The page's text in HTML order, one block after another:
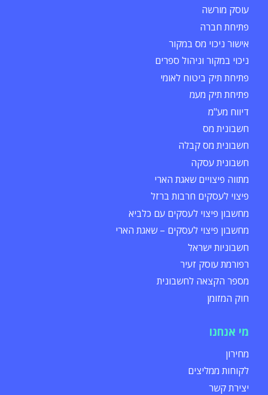
עוסק מורשה
פתיחת חברה
אישור ניכוי מס במקור
ניכוי במקור וניהול ספרים
פתיחת תיק ביטוח לאומי
פתיחת תיק מעמ
דיווח מע"מ
חשבונית מס
חשבונית מס קבלה
חשבונית עסקה
מתווה פיצויים שאגת הארי
פיצוי לעסקים חרבות ברזל
מחשבון פיצוי לעסקים עם כלביא
מחשבון פיצוי לעסקים – שאגת הארי
חשבוניות ישראל
רפורמת עוסק זעיר
מספר הקצאה לחשבונית
חוק המזומן
מי אנחנו
מחירון
לקוחות ממליצים
יצירת קשר